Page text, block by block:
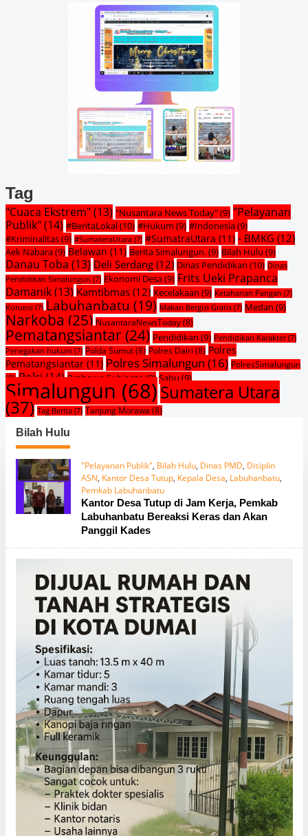
Tag
"Cuaca Ekstrem"(13) "Nusantara News Today"(9) "Pelayanan
Publik"(14) #BeritaLokal(10) #Hukum (9) #Indonesia(9)
#Kriminalitas(9) #SumateraUtara(7) #SumatraUtara (11) - BMKG (12)
Aek Nabara(9) Belawan (11) Berita Simalungun.(9) Bilah Hulu (9)
Danau Toba (13) Deli Serdang(12) Dinas Pendidikan (10) Dinas
Pendidikan Simalungun (7) Ekonomi Desa(9) Frits Ueki Prapanca
Damanik(13) Kamtibmas(12) Kecelakaan (9) Ketahanan Pangan (7)
Korupsi (7) Labuhanbatu (19) Makan Bergizi Gratis(7) Medan (9)
Narkoba (25) NusantaraNewsToday(8)
Pematangsiantar(24) Pendidikan (9) Pendidikan Karakter(7)
Penegakan hukum(7) Polda Sumut(8) Polres Dairi (8) Polres
Pematangsiantar(11) Polres Simalungun (16) PolresSimalungun
(8) Polri (14) Prabowo Subianto (9) Sabu (9)
Simalungun (68)Sumatera Utara
(37) Tag Berita(7) Tanjung Morawa (8)
Bilah Hulu
"Pelayanan Publik", Bilah Hulu, Dinas PMD, Disiplin
ASN, Kantor Desa Tutup, Kepala Desa, Labuhanbatu,
Pemkab Labuhanbatu
Kantor Desa Tutup di Jam Kerja, Pemkab
Labuhanbatu Bereaksi Keras dan Akan
Panggil Kades